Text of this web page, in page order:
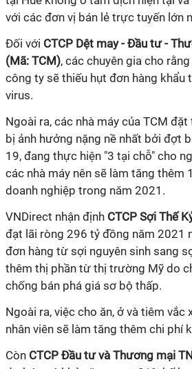
với các đơn vị bán lẻ trực tuyến lớn
Đối với CTCP Dệt may - Đầu tư -
(Mã: TCM), các chuyên gia cho
công ty sẽ thiếu hụt đơn hàng khẩu
virus.
Ngoài ra, các nhà máy của TCM
bị ảnh hưởng nặng nề nhất bởi đợt
19, đang thực hiện "3 tại chỗ" cho
các nhà máy nên sẽ làm tăng thêm
doanh nghiệp trong năm 2021.
VNDirect nhận định CTCP Sợi Thế
đạt lãi ròng 296 tỷ đồng năm 2021
đơn hàng từ sợi nguyên sinh sang
thêm thị phần từ thị trường Mỹ do
chống bán phá giá sơ bộ thấp.
Ngoài ra, việc cho ăn, ở và tiêm vắc
nhân viên sẽ làm tăng thêm chi phí
Còn CTCP Đầu tư và Thương mại